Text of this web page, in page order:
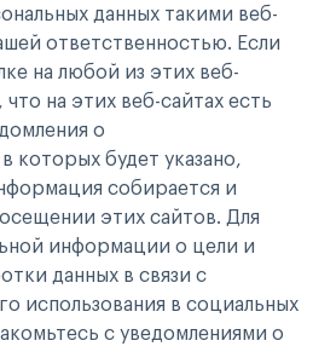
данных такими веб-
ответственностью. Если
на любой из этих веб-
на этих веб-сайтах есть
о
которых будет указано,
собирается и
этих сайтов. Для
информации о цели и
данных в связи с
использования в социальных
с уведомлениями о